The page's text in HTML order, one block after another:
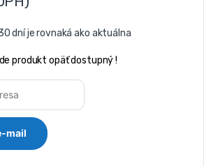
dní je rovnaká ako aktuálna
produkt opäť dostupný !